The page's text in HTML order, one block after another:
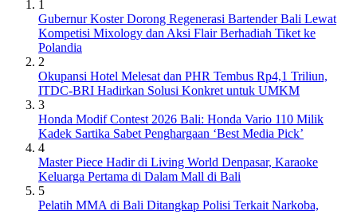
1
Gubernur Koster Dorong Regenerasi Bartender Bali Lewat
Kompetisi Mixology dan Aksi Flair Berhadiah Tiket ke
Polandia
2
Okupansi Hotel Melesat dan PHR Tembus Rp4,1 Triliun,
ITDC-BRI Hadirkan Solusi Konkret untuk UMKM
3
Honda Modif Contest 2026 Bali: Honda Vario 110 Milik
Kadek Sartika Sabet Penghargaan ‘Best Media Pick’
4
Master Piece Hadir di Living World Denpasar, Karaoke
Keluarga Pertama di Dalam Mall di Bali
5
Pelatih MMA di Bali Ditangkap Polisi Terkait Narkoba,